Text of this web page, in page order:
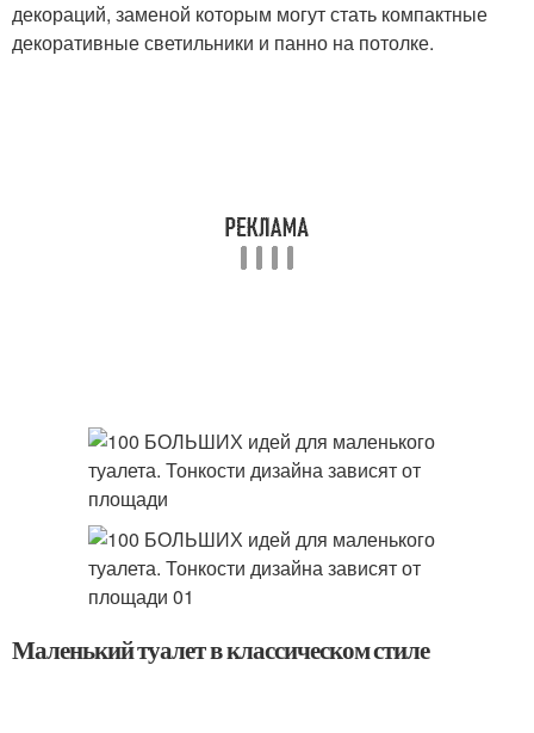
декораций, заменой которым могут стать компактные
декоративные светильники и панно на потолке.
Маленький туалет в классическом стиле